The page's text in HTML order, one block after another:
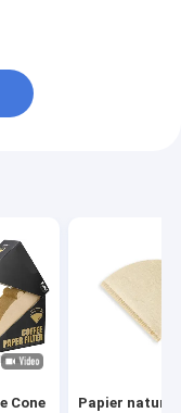
Cone
Papier naturel